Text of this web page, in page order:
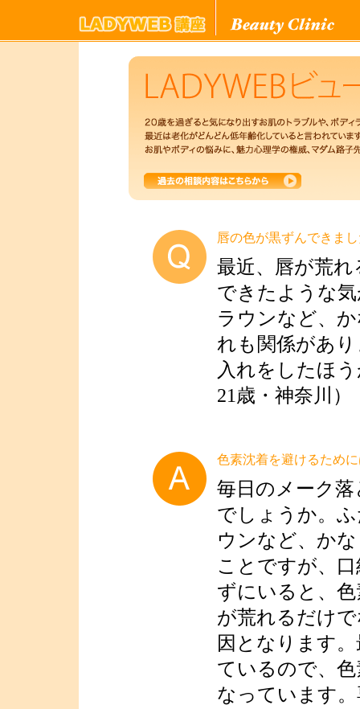
唇の色が黒ずんできま
最近、唇が荒
できたような
ラウンなど、
れも関係があ
入れをしたほ
21歳・神奈川）
色素沈着を避けるため
毎日のメーク
でしょうか。
ウンなど、か
ことですが、
ずにいると、
が荒れるだけ
因となります
ているので、
なっています